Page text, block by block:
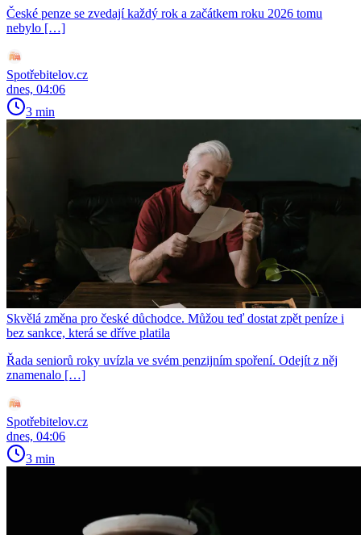
České penze se zvedají každý rok a začátkem roku 2026 tomu
nebylo […]
Spotřebitelov.cz
dnes, 04:06
3 min
Skvělá změna pro české důchodce. Můžou teď dostat zpět peníze i
bez sankce, která se dříve platila
Řada seniorů roky uvízla ve svém penzijním spoření. Odejít z něj
znamenalo […]
Spotřebitelov.cz
dnes, 04:06
3 min